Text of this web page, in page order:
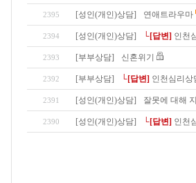
2395 [성인(개인)상담] 연애트라우마
2394 [성인(개인)상담] └[답변] 인천
2393 [부부상담] 신혼위기
2392 [부부상담] └[답변] 인천심리상
2391 [성인(개인)상담] 잘못에 대해
2390 [성인(개인)상담] └[답변] 인천